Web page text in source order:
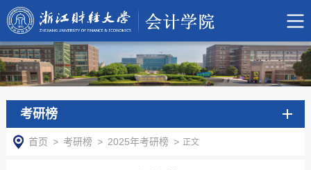
考研榜
首页 > 考研榜 > 2025年考研榜 > 正文